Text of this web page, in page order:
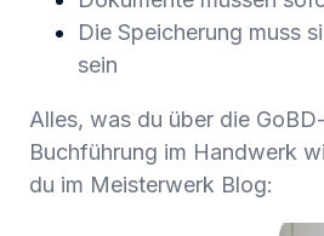
Die Speicherung muss
sein
Alles, was du über die
Buchführung im Handwerk
du im Meisterwerk Blog: